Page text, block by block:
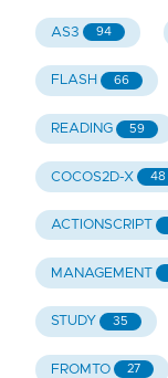
AS3 94
FLASH 66
READING 59
COCOS2D-X 48
ACTIONSCRIPT
MANAGEMENT
STUDY 35
FROMTO 27